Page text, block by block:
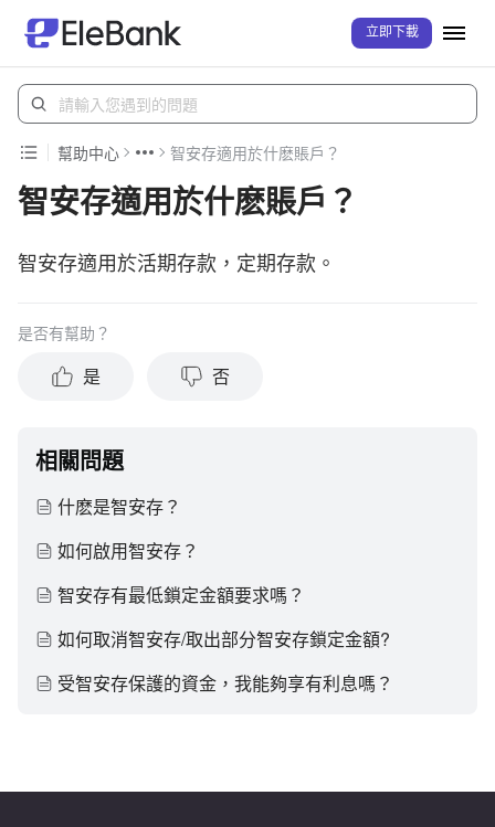
立即下載
幫助中心 智安存適用於什麽賬戶？
智安存適用於什麽賬戶？
智安存適用於活期存款，定期存款。
是否有幫助？
是 否
相關問題
什麽是智安存？
如何啟用智安存？
智安存有最低鎖定金額要求嗎？
如何取消智安存/取出部分智安存鎖定金額?
受智安存保護的資金，我能夠享有利息嗎？